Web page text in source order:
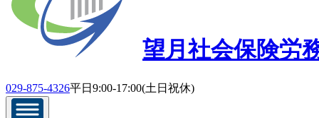
望月社会保険労
029-875-4326平日9:00-17:00(土日祝休)